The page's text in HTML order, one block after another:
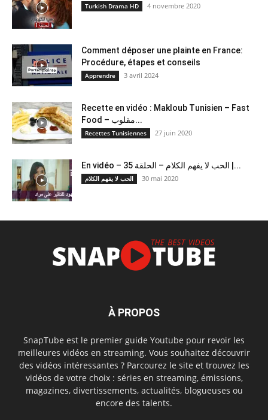
Turkish Drama HD 4 novembre 2020
Comment déposer une plainte en France:
Procédure, étapes et conseils
Apprendre 3 avril 2024
Recette en vidéo : Makloub Tunisien – Fast
Food – مقلوب...
Recettes Tunisiennes 27 juin 2020
En vidéo – الحب لا يفهم الكلام – الحلقة 35 |...
الحب لا يفهم الكلام 30 mai 2020
À PROPOS
SnapTube est le premier guide Youtube pour revoir les
meilleures vidéos en streaming. Vous souhaitez découvrir
des vidéos intéressantes ? Parcourez le site et trouvez les
vidéos de votre choix : séries en streaming, émissions,
magazines, divertissements, actualités, blogueuses ou
encore des talents.